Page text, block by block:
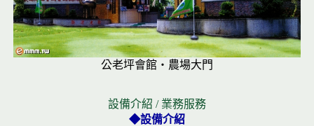
公老坪會館‧農場大門
設備介紹 / 業務服務
◆設備介紹